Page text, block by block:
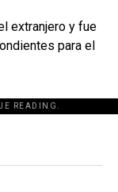
extranjero y fue
para el
READING.